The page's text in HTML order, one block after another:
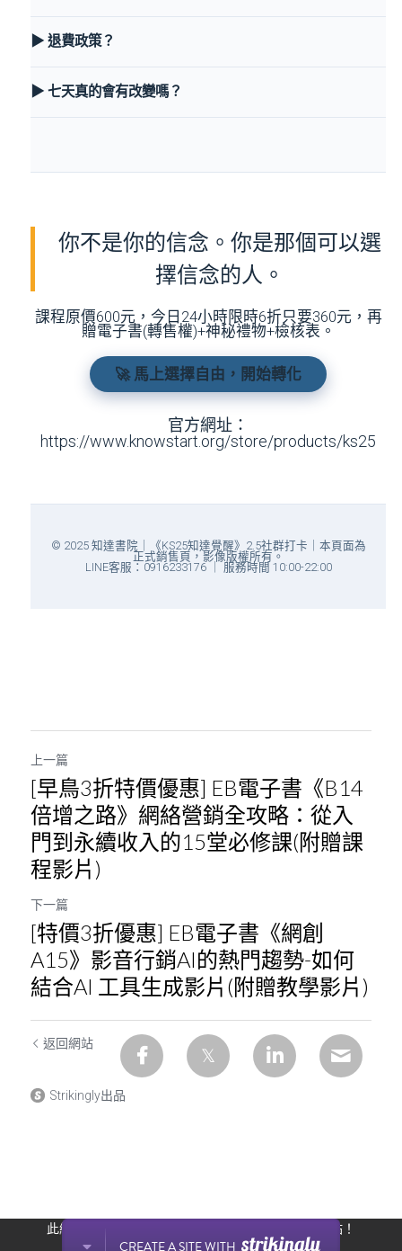
▶ 退費政策？
▶ 七天真的會有改變嗎？
你不是你的信念。你是那個可以選
擇信念的人。
課程原價600元，今日24小時限時6折只要360元，再
贈電子書(轉售權)+神秘禮物+檢核表。
🚀 馬上選擇自由，開始轉化
官方網址：
https://www.knowstart.org/store/products/ks25
© 2025 知達書院｜《KS25知達覺醒》2.5社群打卡｜本頁面為
正式銷售頁，影像版權所有。
LINE客服：0916233176 ｜ 服務時間 10:00-22:00
上一篇
[早鳥3折特價優惠] EB電子書《B14
倍增之路》網絡營銷全攻略：從入
門到永續收入的15堂必修課(附贈課
程影片)
下一篇
[特價3折優惠] EB電子書《網創
A15》影音行銷AI的熱門趨勢-如何
結合AI 工具生成影片(附贈教學影片)
返回網站
Strikingly出品
CREATE A SITE WITH
此網站通過 Strikingly 創建。 立即免費擁有一個網站！